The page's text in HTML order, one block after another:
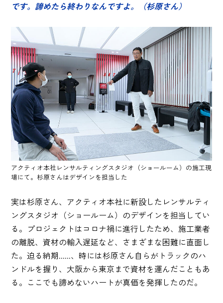
です。諦めたら終わりなんですよ。（杉原さん）
アクティオ本社レンサルティングスタジオ（ショールーム）の施工現
場にて。杉原さんはデザインを担当した
実は杉原さん、アクティオ本社に新設したレンサルティ
ングスタジオ（ショールーム）のデザインを担当してい
る。プロジェクトはコロナ禍に進行したため、施工業者
の離脱、資材の輸入遅延など、さまざまな困難に直面し
た。迫る納期......、時には杉原さん自らがトラックのハ
ンドルを握り、大阪から東京まで資材を運んだこともあ
る。ここでも諦めないハートが真価を発揮したのだ。